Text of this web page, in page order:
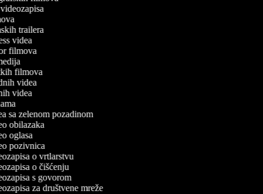
trailera
videa
filmova
filmova
videa
videa
sa zelenom pozadinom
obilazaka
oglasa
pozivnica
o vrtlarstvu
o čišćenju
s govorom
za društvene mreže